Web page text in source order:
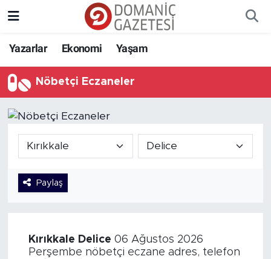
Yazarlar Ekonomi Yaşam
Nöbetçi Eczaneler
Paylaş
Kırıkkale Delice 06 Ağustos 2026
Perşembe nöbetçi eczane adres, telefon